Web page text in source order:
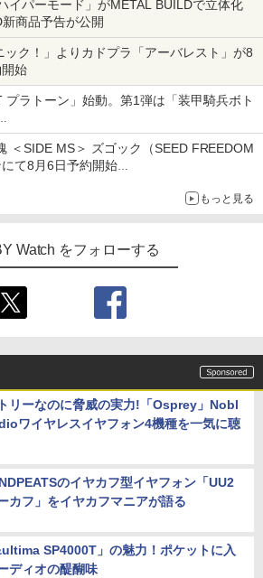
イパーモード」がMETAL BUILDで立体化
商品予告が公開
ック！」よりカドプラ「アーバレスト」が8
始
プラトーン」始動。第1弾は「装甲騎兵ボト
の関節可動プラキット化
＜SIDE MS＞ ズゴック（SEED FREEDOM
て8月6日予約開始
もっと見る
Watch をフォローする
リーなのに脅威の実力!「Osprey」Nobl
ワイヤレスイヤフォン4機種を一気に聴
のイヤカフ型イヤフォン「UU2
カフ」をイヤカフマニアが語る
SP4000T」の魅力！ポケットに入
ディオの醍醐味